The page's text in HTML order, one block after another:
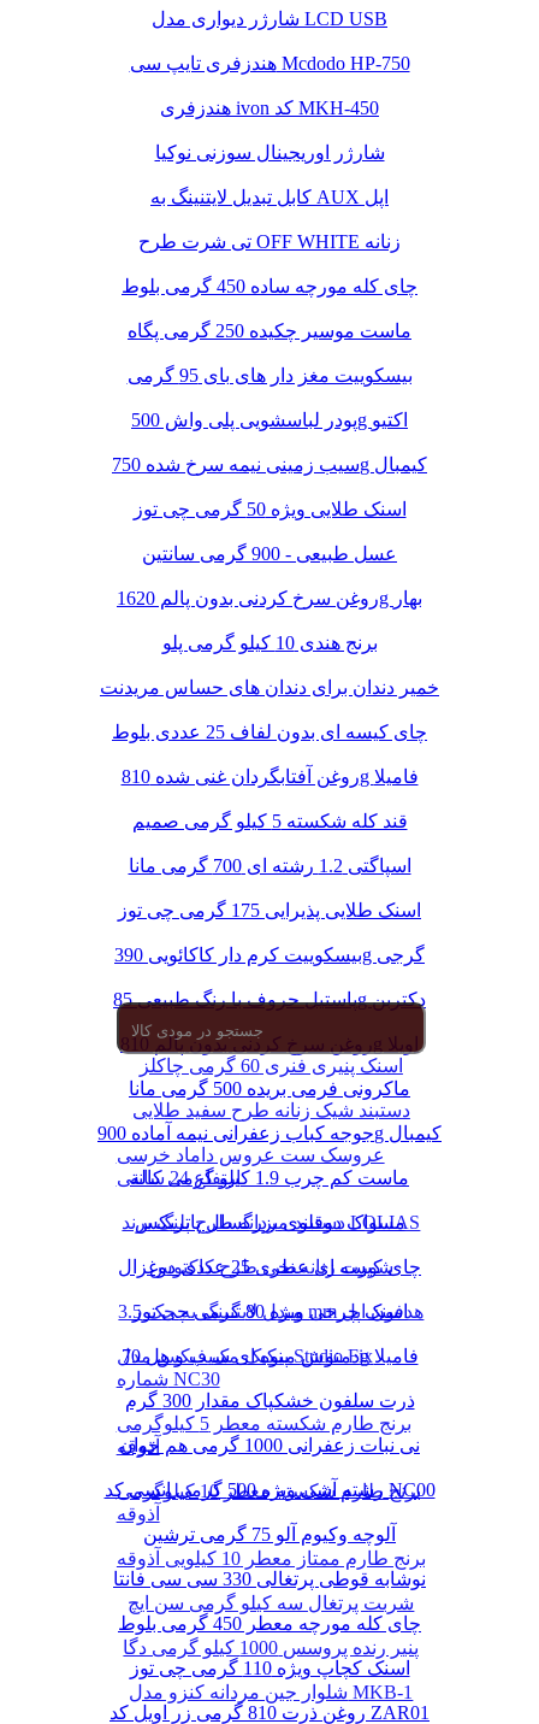
اسنک پنیری فنری 60 گرمی چاکلز
دستبند شیک زنانه طرح سفید طلایی
عروسک ست عروس داماد خرسی
ارتفاع 24 سانتی
دستبند مردانه طرح پلنگ برند LOLIAS
شورت زنانه نخی طرح کاکتوس
مبدل لایتنینگ به جک 3.5 mm هدفون اپل
پنکیک مک فیکس مدل Studio Fix
شماره NC30
برنج طارم شکسته معطر 5 کیلوگرمی
آذوقه
برنج طارم شکسته معطر 10 کیلوگرمی
آذوقه
برنج طارم ممتاز معطر 10 کیلویی آذوقه
شربت پرتغال سه کیلو گرمی سن ایچ
پنیر رنده پروسس 1000 کیلو گرمی دگا
شلوار جین مردانه کنزو مدل MKB-1
شارژر دیواری مدل LCD USB
هندزفری تایپ سی Mcdodo HP-750
هندزفری ivon کد MKH-450
شارژر اوریجینال سوزنی نوکیا
کابل تبدیل لایتنینگ به AUX اپل
تی شرت طرح OFF WHITE زنانه
چای کله مورچه ساده 450 گرمی بلوط
ماست موسیر چکیده 250 گرمی پگاه
بیسکوییت مغز دار های بای 95 گرمی
پودر لباسشویی پلی واش 500g اکتیو
سیب زمینی نیمه سرخ شده 750g کیمبال
اسنک طلایی ویژه 50 گرمی چی توز
عسل طبیعی - 900 گرمی سانتین
روغن سرخ کردنی بدون پالم 1620g بهار
برنج هندی 10 کیلو گرمی پلو
خمیر دندان برای دندان های حساس مریدنت
چای کیسه ای بدون لفاف 25 عددی بلوط
روغن آفتابگردان غنی شده 810g فامیلا
قند کله شکسته 5 کیلو گرمی صمیم
اسپاگتی 1.2 رشته ای 700 گرمی مانا
اسنک طلایی پذیرایی 175 گرمی چی توز
بیسکوییت کرم دار کاکائویی 390g گرجی
پاستیل حروف با رنگ طبیعی 85g دکتربن
روغن سرخ کردنی بدون پالم 810g اویلا
ماکرونی فرمی بریده 500 گرمی مانا
جوجه کباب زعفرانی نیمه آماده 900g کیمبال
ماست کم چرب 1.9 کیلو گرمی کاله
مسواک دوقلوی بزرگسال پاتریکس
چای کیسه ای عطری 25 عددی دوغزال
اسنک چرخی ویژه 80 گرمی چی توز
دمنوش میوه ای سیب و هل 70g فامیلا
ذرت سلفون خشکپاک مقدار 300 گرم
نی نبات زعفرانی 1000 گرمی هم خوان
رشته آشی ویژه 500 گرمی انسی کد NC00
آلوچه وکیوم آلو 75 گرمی ترشین
نوشابه قوطی پرتغالی 330 سی سی فانتا
چای کله مورچه معطر 450 گرمی بلوط
اسنک کچاپ ویژه 110 گرمی چی توز
روغن ذرت 810 گرمی زر اویل کد ZAR01